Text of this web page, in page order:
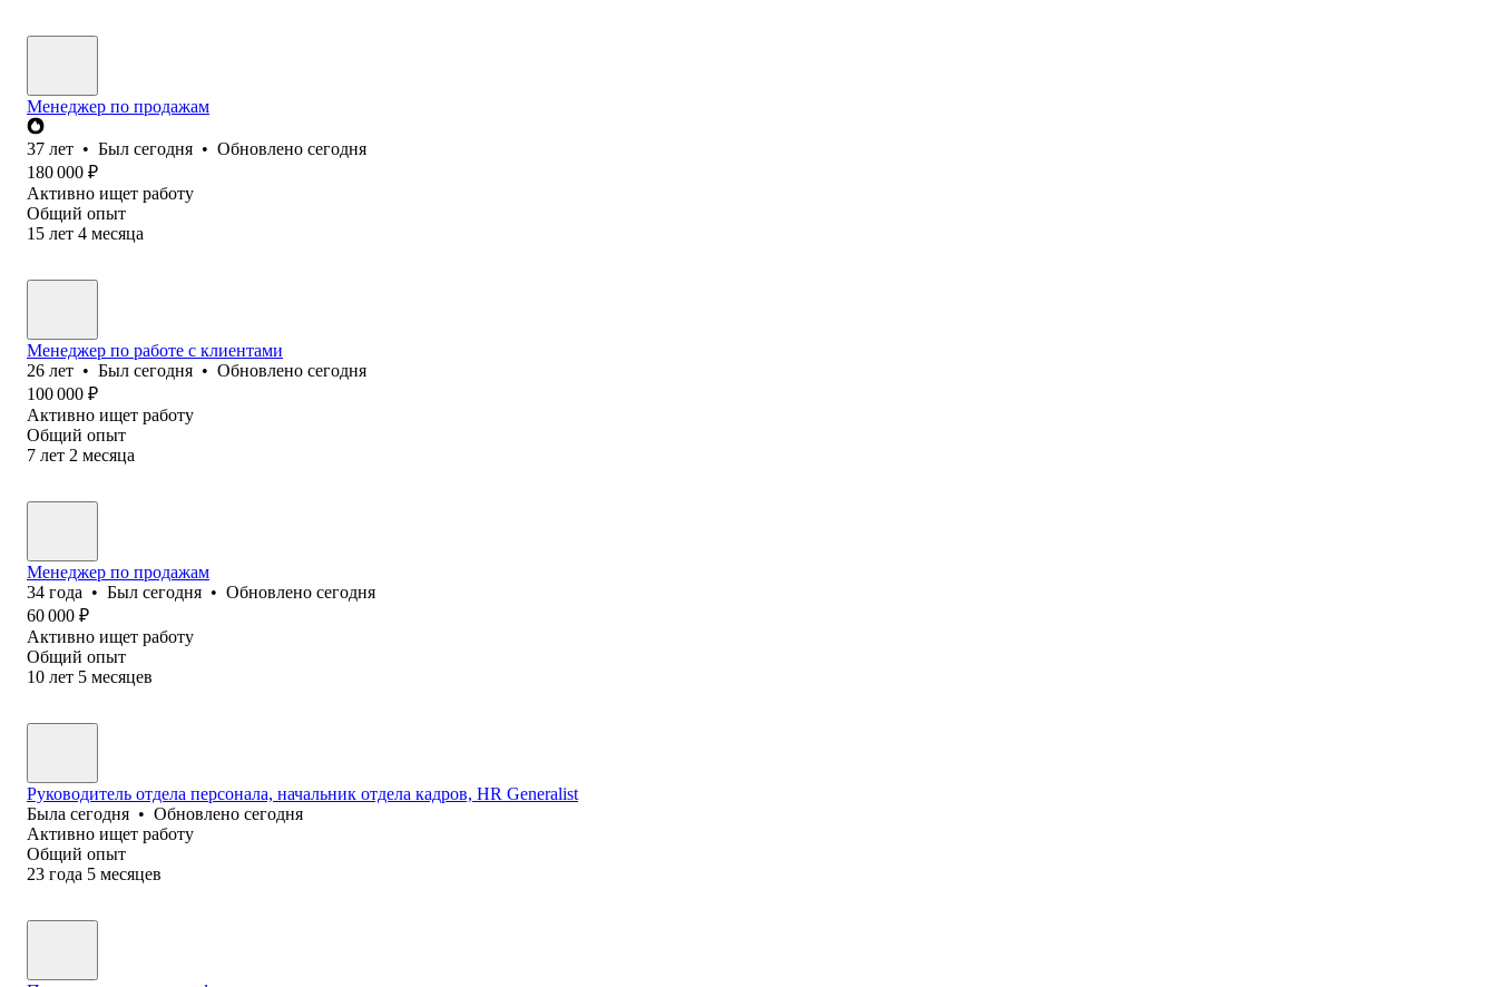
Менеджер по продажам
37 лет • Был сегодня • Обновлено сегодня
180 000 ₽
Активно ищет работу
Общий опыт
15 лет 4 месяца
Менеджер по работе с клиентами
26 лет • Был сегодня • Обновлено сегодня
100 000 ₽
Активно ищет работу
Общий опыт
7 лет 2 месяца
Менеджер по продажам
34 года • Был сегодня • Обновлено сегодня
60 000 ₽
Активно ищет работу
Общий опыт
10 лет 5 месяцев
Руководитель отдела персонала, начальник отдела кадров, HR Generalist
Была сегодня • Обновлено сегодня
Активно ищет работу
Общий опыт
23 года 5 месяцев